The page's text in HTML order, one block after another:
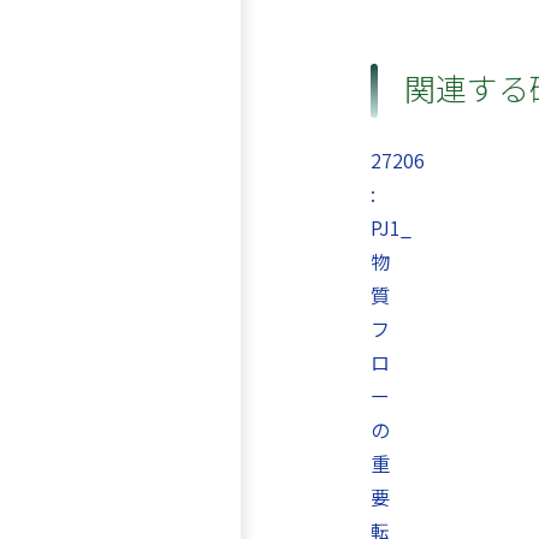
関連す
27206
:
PJ1_
物
質
フ
ロ
ー
の
重
要
転